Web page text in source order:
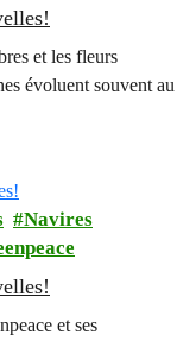
et les fleurs
évoluent souvent au
Navires
et ses